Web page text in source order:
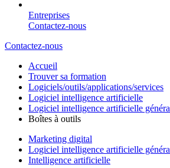
Entreprises
Contactez-nous
Contactez-nous
Accueil
Trouver sa formation
Logiciels/outils/applications/services
Logiciel intelligence artificielle
Logiciel intelligence artificielle
Boîtes à outils
Marketing digital
Logiciel intelligence artificielle
Intelligence artificielle